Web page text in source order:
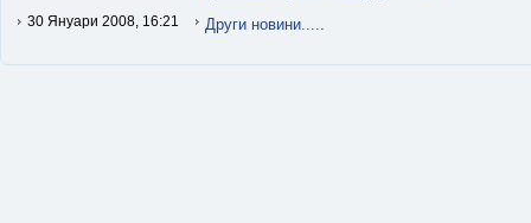
30 Януари 2008, 16:21 Други новини.....